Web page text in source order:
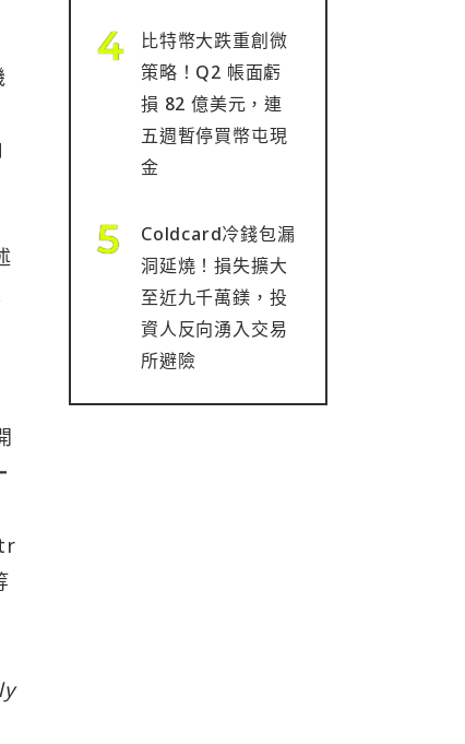
比特幣大跌重創微
策略！Q2 帳面虧
損 82 億美元，連
五週暫停買幣屯現
金
Coldcard冷錢包漏
洞延燒！損失擴大
至近九千萬鎂，投
資人反向湧入交易
所避險